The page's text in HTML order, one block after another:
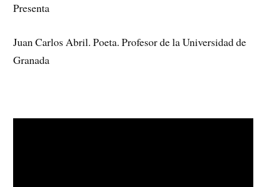
Presenta
Juan Carlos Abril. Poeta. Profesor de la Universidad de
Granada